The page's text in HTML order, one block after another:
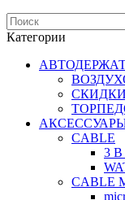
Категории
СКИДКИ
CABLE
3 В
CABLE